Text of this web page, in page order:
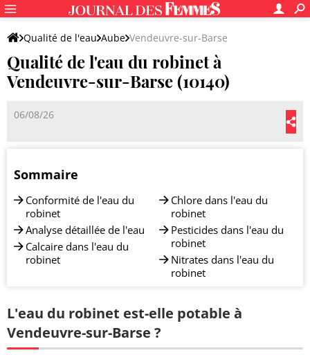
Qualité de l'eau Aube Vendeuvre-sur-Barse
Qualité de l'eau du robinet à
Vendeuvre-sur-Barse (10140)
06/08/26
Sommaire
Conformité de l'eau du
robinet
Analyse détaillée de l'eau
Calcaire dans l'eau du
robinet
Chlore dans l'eau du
robinet
Pesticides dans l'eau du
robinet
Nitrates dans l'eau du
robinet
L'eau du robinet est-elle potable à
Vendeuvre-sur-Barse ?